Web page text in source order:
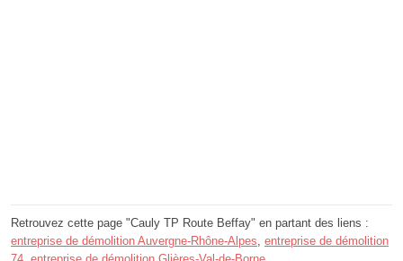
Retrouvez cette page "Cauly TP Route Beffay" en partant des liens :
entreprise de démolition Auvergne-Rhône-Alpes, entreprise de démolition